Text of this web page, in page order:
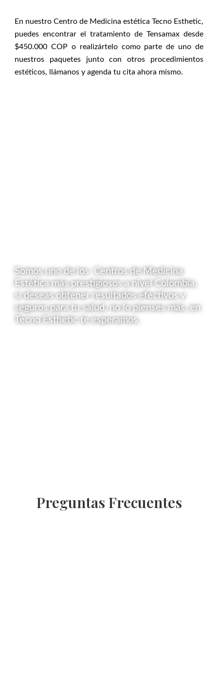
En nuestro Centro de Medicina estética Tecno Esthetic,
puedes encontrar el tratamiento de Tensamax desde
$450.000 COP o realizártelo como parte de uno de
nuestros paquetes junto con otros procedimientos
estéticos, llámanos y agenda tu cita ahora mismo.
Somos uno de los Centros de Medicina
Estética más prestigiosos a nivel Colombia,
si deseas obtener resultados efectivos y
seguros para tu salud, no lo pienses más, en
Tecno Esthetic te esperamos.
Preguntas Frecuentes